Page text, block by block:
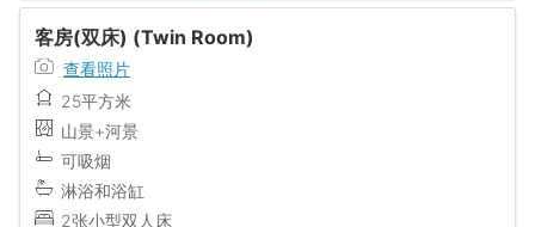
客房(双床) (Twin Room)
查看照片
25平方米
山景+河景
可吸烟
淋浴和浴缸
2张小型双人床